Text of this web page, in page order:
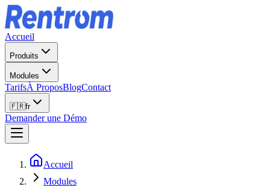
Accueil
Produits
Modules
TarifsÀ ProposBlogContact
🇫🇷fr
Demander une Démo
Accueil
Modules